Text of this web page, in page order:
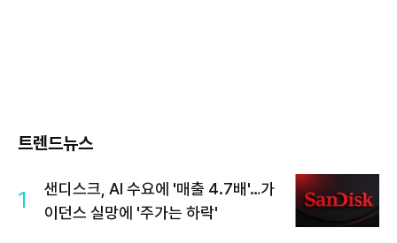
트렌드뉴스
1
샌디스크, AI 수요에 '매출 4.7배'…가
이던스 실망에 '주가는 하락'